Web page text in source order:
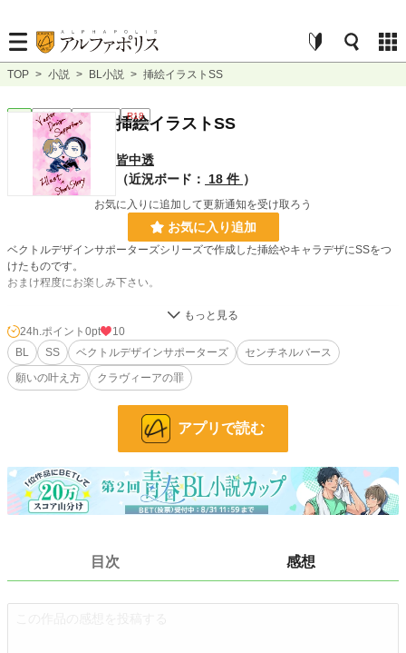
TOP > 小説 > BL小説 > 挿絵イラストSS
連載中 ｼｮｰﾄｼｮｰﾄ R18
挿絵イラストSS
皆中透
（近況ボード：
18 件 ）
お気に入りに追加して更新通知を受け取ろう
お気に入り追加
ベクトルデザインサポーターズシリーズで作成した挿絵やキャラデザにSSをつ
けたものです。
おまけ程度にお楽しみ下さい。
228,990 位 / 228,990 件
BL 31,482 位 / 31,482 件
お気に入り 0
更新日時 2024.02.19 10:50
初回公開日時 2024.02.14 12:32
年間ポイント 224 pt (123,127 位)
24h.ポイント 0pt
10
BL
SS ベクトルデザインサポーターズ
センチネルバース
願いの叶え方
クラヴィーアの罪
アプリで読む
目次 感想